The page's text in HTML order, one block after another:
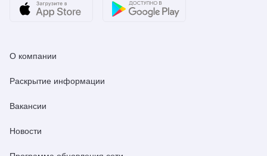
О компании
Раскрытие информации
Вакансии
Новости